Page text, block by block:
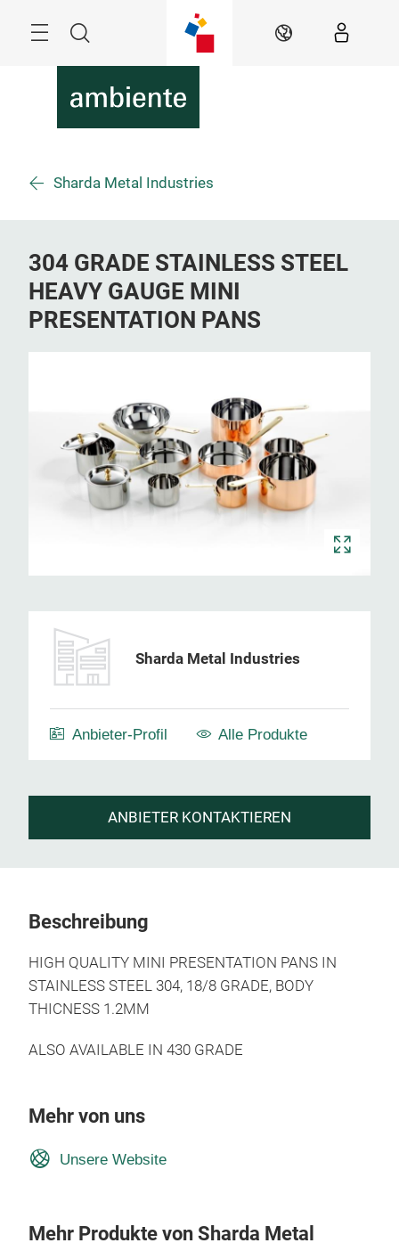
Suche DE
Sharda Metal Industries
304 GRADE STAINLESS STEEL
HEAVY GAUGE MINI
PRESENTATION PANS
Sharda Metal Industries
Anbieter-Profil Alle Produkte
ANBIETER KONTAKTIEREN
Beschreibung
HIGH QUALITY MINI PRESENTATION PANS IN
STAINLESS STEEL 304, 18/8 GRADE, BODY
THICNESS 1.2MM
ALSO AVAILABLE IN 430 GRADE
Mehr von uns
Unsere Website
Mehr Produkte von Sharda Metal